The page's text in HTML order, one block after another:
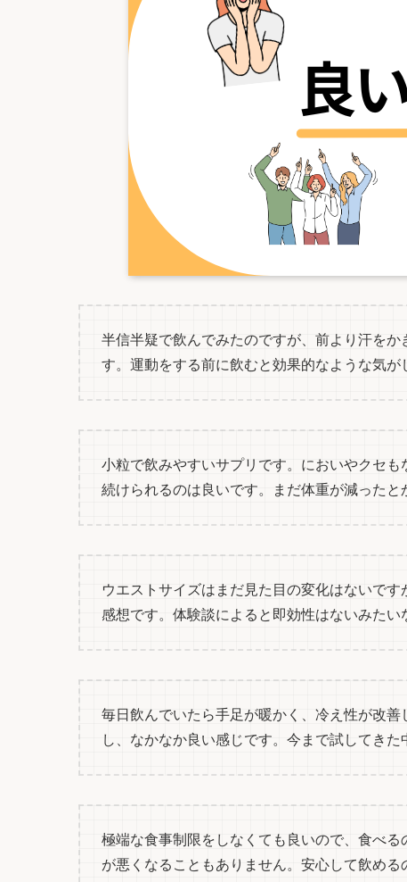
半信半疑で飲んでみたのですが、前より汗を
す。運動をする前に飲むと効果的なような気が
小粒で飲みやすいサプリです。においやクセ
続けられるのは良いです。まだ体重が減ったと
ウエストサイズはまだ見た目の変化はないで
感想です。体験談によると即効性はないみたい
毎日飲んでいたら手足が暖かく、冷え性が改
し、なかなか良い感じです。今まで試してきた
極端な食事制限をしなくても良いので、食べ
が悪くなることもありません。安心して飲める